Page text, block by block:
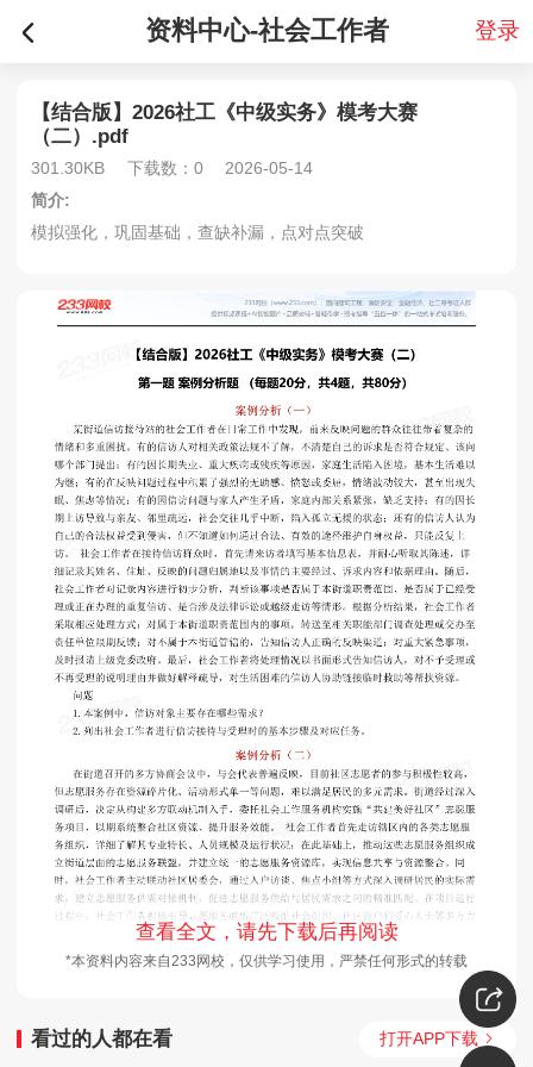
资料中心-社会工作者 登录
【结合版】2026社工《中级实务》模考大赛
（二）.pdf
301.30KB 下载数：0
2026-05-14
简介:
模拟强化，巩固基础，查缺补漏，点对点突破
查看全文，请先下载后再阅读
*本资料内容来自233网校，仅供学习使用，严禁任何形式的转载
看过的人都在看 打开APP下载